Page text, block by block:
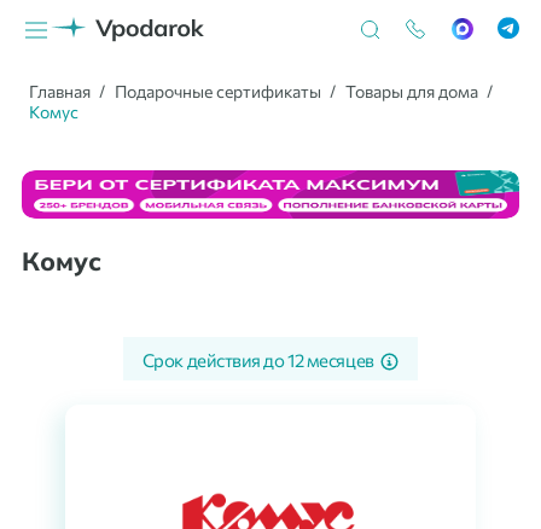
Главная Подарочные сертификаты
Товары для дома
Комус
Комус
Срок действия до12 месяцев